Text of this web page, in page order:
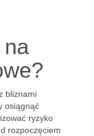
bliznami
osiągnąć
ryzyko
rozpoczęciem